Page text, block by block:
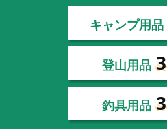
キャンプ用品
登山用品 3
釣具用品 3